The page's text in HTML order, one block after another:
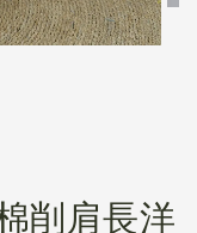
削肩長洋